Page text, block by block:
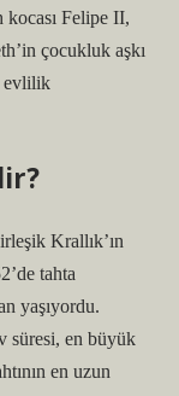
kocası Felipe II,
çocukluk aşkı
evlilik
Krallık’ın
tahta
yaşıyordu.
süresi, en büyük
en uzun